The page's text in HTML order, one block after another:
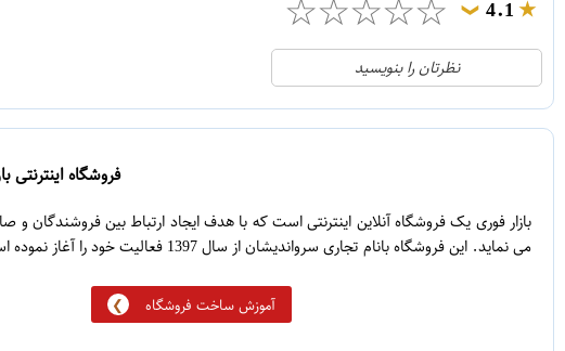
4.1
❯
☆
☆
☆
☆
☆
21
3
1
1
5
نظرتان را بنویسید
فروشگاه اینترنتی
بازار فوری یک فروشگاه آنلاین اینترنتی است که با هدف ایجاد ارتباط بین فروشندگان
می نماید. این فروشگاه بانام تجاری سرواندیشان از سال 1397 فعالیت خود را آغاز نموده است.
آموزش ساخت فروشگاه